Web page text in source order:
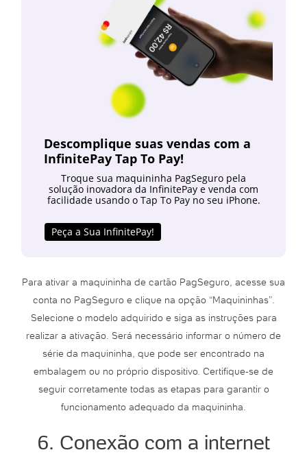
Descomplique suas vendas com a
InfinitePay Tap To Pay!
Troque sua maquininha PagSeguro pela
solução inovadora da InfinitePay e venda com
facilidade usando o Tap To Pay no seu iPhone.
Peça a Sua InfinitePay!
Para ativar a maquininha de cartão PagSeguro, acesse sua
conta no PagSeguro e clique na opção “Maquininhas”.
Selecione o modelo adquirido e siga as instruções para
realizar a ativação. Será necessário informar o número de
série da maquininha, que pode ser encontrado na
embalagem ou no próprio dispositivo. Certifique-se de
seguir corretamente todas as etapas para garantir o
funcionamento adequado da maquininha.
6. Conexão com a internet